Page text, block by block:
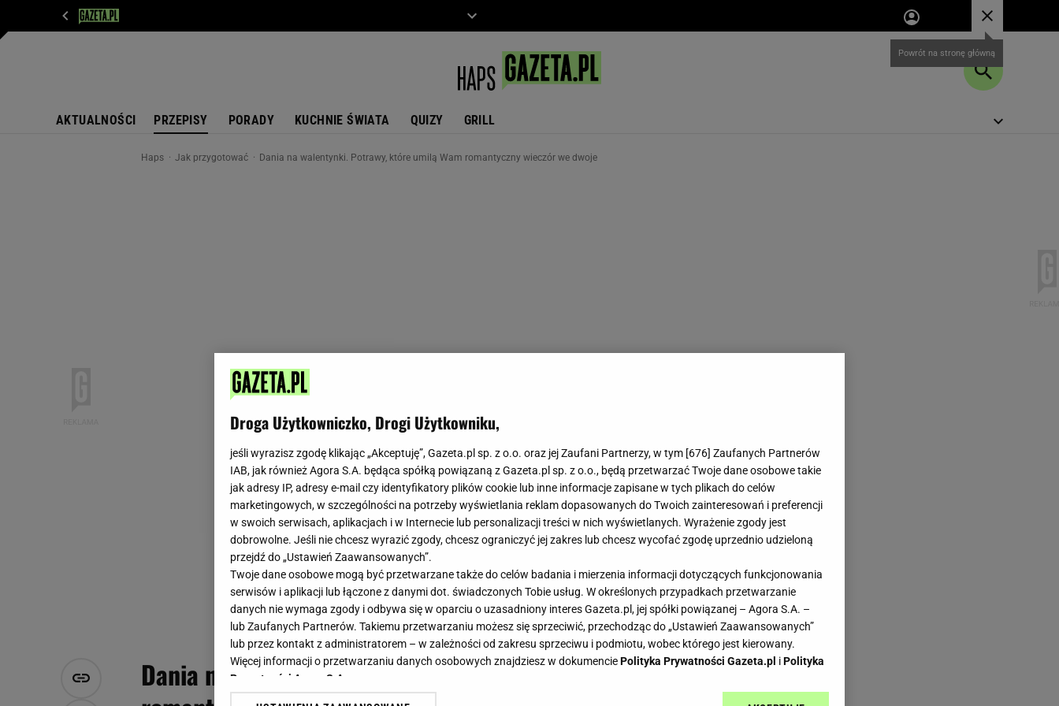
AKTUALNOŚCI PRZEPISY PORADY KUCHNIE ŚWIATA QUIZY GRILL
Haps Jak przygotować Dania na walentynki. Potrawy, które umilą Wam romantyczny wieczór we dwoje
Dania na walentynki. Potrawy, które umilą Wam
Droga Użytkowniczko, Drogi Użytkowniku,
jeśli wyrazisz zgodę klikając „Akceptuję”, Gazeta.pl sp. z o.o. oraz jej Zaufani Partnerzy, w tym [676] Zaufanych Partnerów
IAB, jak również Agora S.A. będąca spółką powiązaną z Gazeta.pl sp. z o.o., będą przetwarzać Twoje dane osobowe takie
jak adresy IP, adresy e-mail czy identyfikatory plików cookie lub inne informacje zapisane w tych plikach do celów
marketingowych, w szczególności na potrzeby wyświetlania reklam dopasowanych do Twoich zainteresowań i preferencji
w swoich serwisach, aplikacjach i w Internecie lub personalizacji treści w nich wyświetlanych. Wyrażenie zgody jest
dobrowolne. Jeśli nie chcesz wyrazić zgody, chcesz ograniczyć jej zakres lub chcesz wycofać zgodę uprzednio udzieloną
przejdź do „Ustawień Zaawansowanych”.
Twoje dane osobowe mogą być przetwarzane także do celów badania i mierzenia informacji dotyczących funkcjonowania
serwisów i aplikacji lub łączone z danymi dot. świadczonych Tobie usług. W określonych przypadkach przetwarzanie
danych nie wymaga zgody i odbywa się w oparciu o uzasadniony interes Gazeta.pl, jej spółki powiązanej – Agora S.A. –
lub Zaufanych Partnerów. Takiemu przetwarzaniu możesz się sprzeciwić, przechodząc do „Ustawień Zaawansowanych”
lub przez kontakt z administratorem – w zależności od zakresu sprzeciwu i podmiotu, wobec którego jest kierowany.
Więcej informacji o przetwarzaniu danych osobowych znajdziesz w dokumenciePolityka Prywatności Gazeta.pl iPolityka
Prywatności Agora S.A.